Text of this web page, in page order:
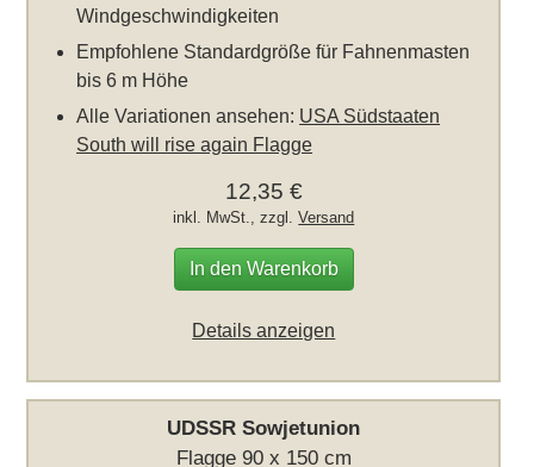
Windgeschwindigkeiten
Empfohlene Standardgröße für Fahnenmasten
bis 6 m Höhe
Alle Variationen ansehen: USA Südstaaten
South will rise again Flagge
12,35 €
inkl. MwSt., zzgl.Versand
In den Warenkorb
Details anzeigen
UDSSR Sowjetunion
Flagge 90 x 150 cm